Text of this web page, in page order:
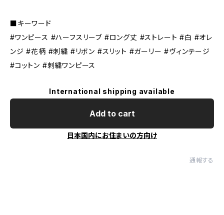
■キーワード
#ワンピース #ハーフスリーブ #ロング丈 #ストレート #白 #オレ
ンジ #花柄 #刺繍 #リボン #スリット #ガーリー #ヴィンテージ
#コットン #刺繍ワンピース
International shipping available
Add to cart
日本国内にお住まいの方向け
通報する